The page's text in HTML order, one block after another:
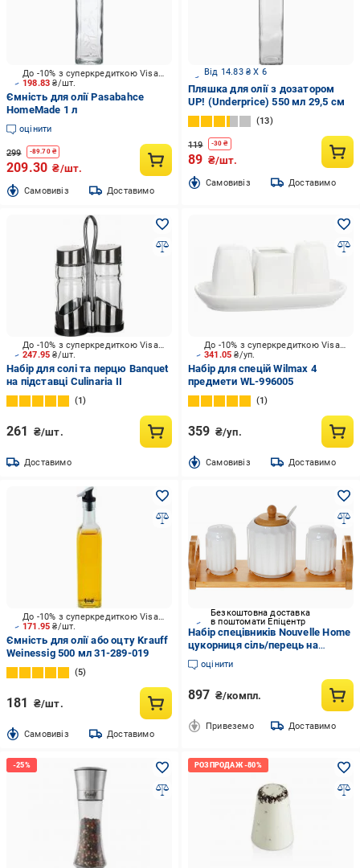
198.83₴/шт.
До -10% з суперкредиткою Visa Вигода
Ємність для олії Pasabahce
HomeMade 1 л
оцінити
299 -89.70₴
209.30 ₴/шт.
Cамовивіз Доставимо
Від 14.83 ₴ X 6
Пляшка для олії з дозатором
UP! (Underprice) 550 мл 29,5 см
13
119 -30 ₴
89 ₴/шт.
Cамовивіз Доставимо
247.95₴/шт.
До -10% з суперкредиткою Visa Вигода
Набір для солі та перцю Banquet
на підставці Culinaria II
1
261 ₴/шт.
Доставимо
341.05₴/уп.
До -10% з суперкредиткою Visa Вигода
Набір для спецій Wilmax 4
предмети WL-996005
1
359 ₴/уп.
Cамовивіз Доставимо
171.95₴/шт.
До -10% з суперкредиткою Visa Вигода
Ємність для олії або оцту Krauff
Weinessig 500 мл 31-289-019
5
181 ₴/шт.
Cамовивіз Доставимо
Безкоштовна доставка
в поштомати Епіцентр
Набір спецівників Nouvelle Home
цукорниця сіль/перець на
дерев'яній підставці (BD-289-
379)
оцінити
897 ₴/компл.
Привеземо Доставимо